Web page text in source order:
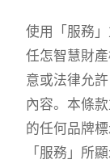
使用「服務
任怎智慧財
意或法律允
內容。本條
的任何品牌
「服務」所